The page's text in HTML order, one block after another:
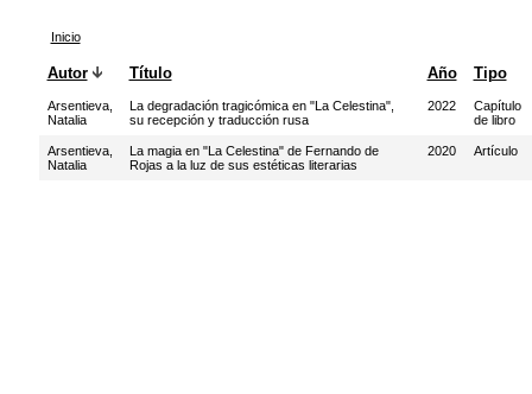
Inicio
Autor Título Año Tipo
Arsentieva,
Natalia
La degradación tragicómica en "La Celestina",
su recepción y traducción rusa
2022
Capítulo
de libro
Arsentieva,
Natalia
La magia en "La Celestina" de Fernando de
Rojas a la luz de sus estéticas literarias
2020 Artículo